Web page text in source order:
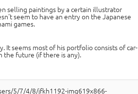
selling paintings by a certain illustrator
seem to have an entry on the Japanese
games.
seems most of his portfolio consists of car-
the future (if there is any).